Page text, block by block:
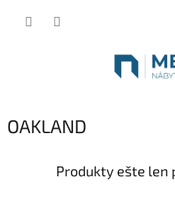
OAKLAND
Produkty ešte len